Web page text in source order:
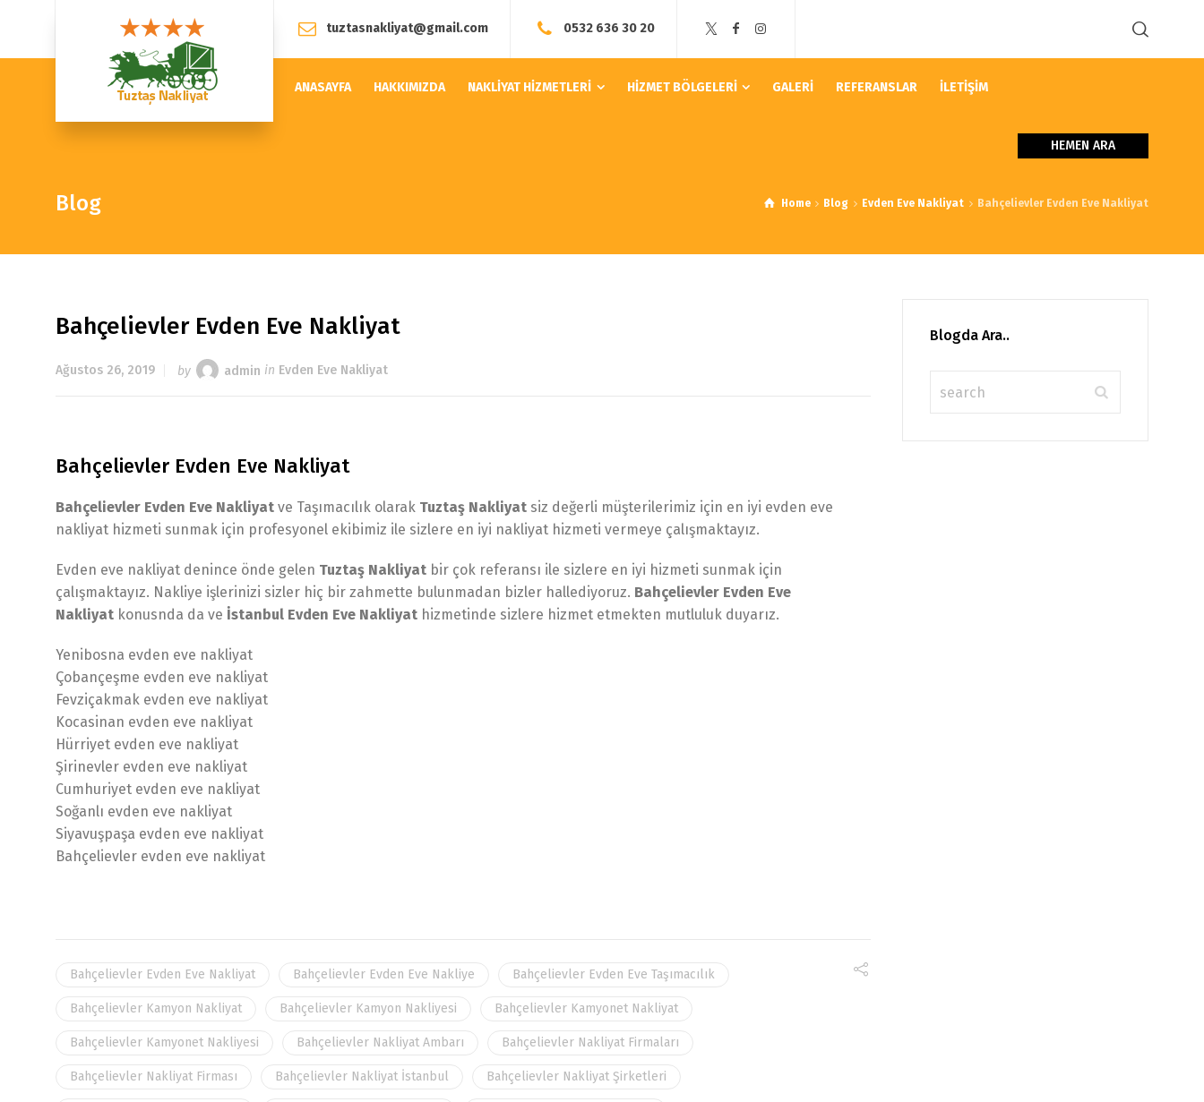
tuztasnakliyat@gmail.com 0532 636 30 20
ANASAYFA HAKKIMIZDA NAKLİYAT HİZMETLERİ HİZMET BÖLGELERİ GALERİ REFERANSLAR İLETİŞİM
HEMEN ARA
Blog Home Blog Evden Eve Nakliyat Bahçelievler Evden Eve Nakliyat
Bahçelievler Evden Eve Nakliyat
Ağustos 26, 2019 by admin in Evden Eve Nakliyat
Bahçelievler Evden Eve Nakliyat
Bahçelievler Evden Eve Nakliyat ve Taşımacılık olarak Tuztaş Nakliyat siz değerli müşterilerimiz için en iyi evden eve
nakliyat hizmeti sunmak için profesyonel ekibimiz ile sizlere en iyi nakliyat hizmeti vermeye çalışmaktayız.
Evden eve nakliyat denince önde gelen Tuztaş Nakliyat bir çok referansı ile sizlere en iyi hizmeti sunmak için
çalışmaktayız. Nakliye işlerinizi sizler hiç bir zahmette bulunmadan bizler hallediyoruz. Bahçelievler Evden Eve
Nakliyat konusnda da ve İstanbul Evden Eve Nakliyat hizmetinde sizlere hizmet etmekten mutluluk duyarız.
Yenibosna evden eve nakliyat
Çobançeşme evden eve nakliyat
Fevziçakmak evden eve nakliyat
Kocasinan evden eve nakliyat
Hürriyet evden eve nakliyat
Şirinevler evden eve nakliyat
Cumhuriyet evden eve nakliyat
Soğanlı evden eve nakliyat
Siyavuşpaşa evden eve nakliyat
Bahçelievler evden eve nakliyat
Bahçelievler Evden Eve Nakliyat Bahçelievler Evden Eve Nakliye Bahçelievler Evden Eve Taşımacılık
Bahçelievler Kamyon Nakliyat Bahçelievler Kamyon Nakliyesi Bahçelievler Kamyonet Nakliyat
Bahçelievler Kamyonet Nakliyesi Bahçelievler Nakliyat Ambarı Bahçelievler Nakliyat Firmaları
Bahçelievler Nakliyat Firması Bahçelievler Nakliyat İstanbul Bahçelievler Nakliyat Şirketleri
Blogda Ara..